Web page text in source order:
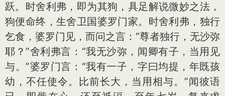
跃。时舍利弗，即为其狗，具足解说微妙之法，
狗便命终，生舍卫国婆罗门家。时舍利弗，独行
乞食，婆罗门见，而问之言：“尊者独行，无沙弥
耶？”舍利弗言：“我无沙弥，闻卿有子，当用见
与。”婆罗门言：“我有一子，字曰均提，年既孩
幼，不任使令。比前长大，当用相与。”闻彼语